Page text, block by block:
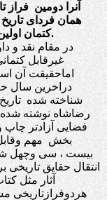
آنرا دومین
همان فردای
کتمان اولین دولت سازمان یافته و مدرن ایران می رفت.
در مقام نقد و
غیرقابل
اماحقیقت آن
دراخرین سال
شناخته شده
رضاشاه نوشته شده
فضایی آزادتر چاپ
بخش مهم
بیست ، سی وچهل
انتقال حقایق
آثار مثل
هردوفرازتاریخی